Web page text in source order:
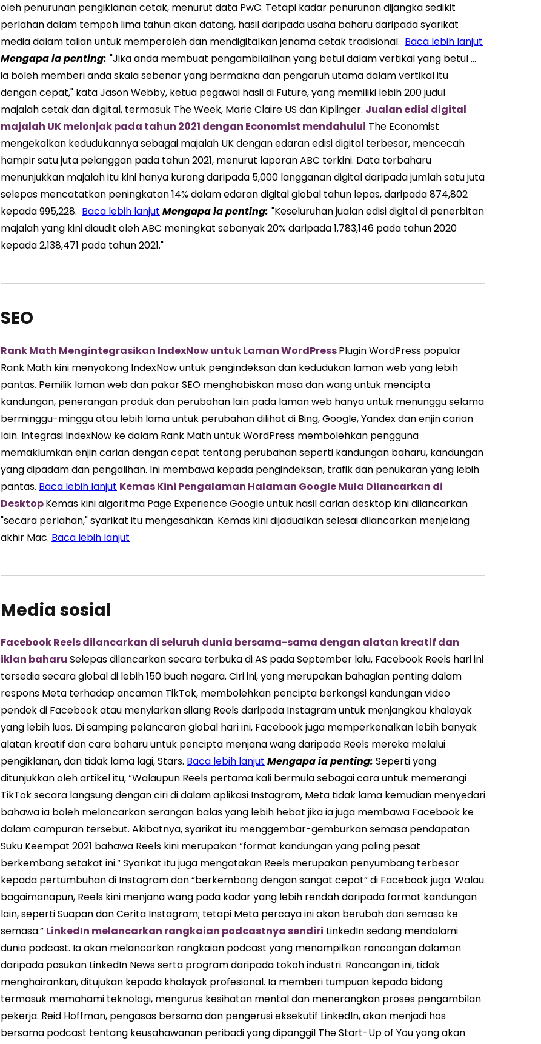
oleh penurunan pengiklanan cetak, menurut data PwC. Tetapi kadar penurunan dijangka sedikit
perlahan dalam tempoh lima tahun akan datang, hasil daripada usaha baharu daripada syarikat
media dalam talian untuk memperoleh dan mendigitalkan jenama cetak tradisional. Baca lebih lanjut
Mengapa ia penting: "Jika anda membuat pengambilalihan yang betul dalam vertikal yang betul ...
ia boleh memberi anda skala sebenar yang bermakna dan pengaruh utama dalam vertikal itu
dengan cepat," kata Jason Webby, ketua pegawai hasil di Future, yang memiliki lebih 200 judul
majalah cetak dan digital, termasuk The Week, Marie Claire US dan Kiplinger. Jualan edisi digital
majalah UK melonjak pada tahun 2021 dengan Economist mendahului The Economist
mengekalkan kedudukannya sebagai majalah UK dengan edaran edisi digital terbesar, mencecah
hampir satu juta pelanggan pada tahun 2021, menurut laporan ABC terkini. Data terbaharu
menunjukkan majalah itu kini hanya kurang daripada 5,000 langganan digital daripada jumlah satu juta
selepas mencatatkan peningkatan 14% dalam edaran digital global tahun lepas, daripada 874,802
kepada 995,228. Baca lebih lanjut Mengapa ia penting: "Keseluruhan jualan edisi digital di penerbitan
majalah yang kini diaudit oleh ABC meningkat sebanyak 20% daripada 1,783,146 pada tahun 2020
kepada 2,138,471 pada tahun 2021."
SEO
Rank Math Mengintegrasikan IndexNow untuk Laman WordPressPlugin WordPress popular
Rank Math kini menyokong IndexNow untuk pengindeksan dan kedudukan laman web yang lebih
pantas. Pemilik laman web dan pakar SEO menghabiskan masa dan wang untuk mencipta
kandungan, penerangan produk dan perubahan lain pada laman web hanya untuk menunggu selama
berminggu-minggu atau lebih lama untuk perubahan dilihat di Bing, Google, Yandex dan enjin carian
lain. Integrasi IndexNow ke dalam Rank Math untuk WordPress membolehkan pengguna
memaklumkan enjin carian dengan cepat tentang perubahan seperti kandungan baharu, kandungan
yang dipadam dan pengalihan. Ini membawa kepada pengindeksan, trafik dan penukaran yang lebih
pantas. Baca lebih lanjut Kemas Kini Pengalaman Halaman Google Mula Dilancarkan di
DesktopKemas kini algoritma Page Experience Google untuk hasil carian desktop kini dilancarkan
"secara perlahan," syarikat itu mengesahkan. Kemas kini dijadualkan selesai dilancarkan menjelang
akhir Mac. Baca lebih lanjut
Media sosial
Facebook Reels dilancarkan di seluruh dunia bersama-sama dengan alatan kreatif dan
iklan baharu Selepas dilancarkan secara terbuka di AS pada September lalu, Facebook Reels hari ini
tersedia secara global di lebih 150 buah negara. Ciri ini, yang merupakan bahagian penting dalam
respons Meta terhadap ancaman TikTok, membolehkan pencipta berkongsi kandungan video
pendek di Facebook atau menyiarkan silang Reels daripada Instagram untuk menjangkau khalayak
yang lebih luas. Di samping pelancaran global hari ini, Facebook juga memperkenalkan lebih banyak
alatan kreatif dan cara baharu untuk pencipta menjana wang daripada Reels mereka melalui
pengiklanan, dan tidak lama lagi, Stars. Baca lebih lanjut Mengapa ia penting: Seperti yang
ditunjukkan oleh artikel itu, “Walaupun Reels pertama kali bermula sebagai cara untuk memerangi
TikTok secara langsung dengan ciri di dalam aplikasi Instagram, Meta tidak lama kemudian menyedari
bahawa ia boleh melancarkan serangan balas yang lebih hebat jika ia juga membawa Facebook ke
dalam campuran tersebut. Akibatnya, syarikat itu menggembar-gemburkan semasa pendapatan
Suku Keempat 2021 bahawa Reels kini merupakan “format kandungan yang paling pesat
berkembang setakat ini.” Syarikat itu juga mengatakan Reels merupakan penyumbang terbesar
kepada pertumbuhan di Instagram dan “berkembang dengan sangat cepat” di Facebook juga. Walau
bagaimanapun, Reels kini menjana wang pada kadar yang lebih rendah daripada format kandungan
lain, seperti Suapan dan Cerita Instagram; tetapi Meta percaya ini akan berubah dari semasa ke
semasa.” LinkedIn melancarkan rangkaian podcastnya sendiri LinkedIn sedang mendalami
dunia podcast. Ia akan melancarkan rangkaian podcast yang menampilkan rancangan dalaman
daripada pasukan LinkedIn News serta program daripada tokoh industri. Rancangan ini, tidak
menghairankan, ditujukan kepada khalayak profesional. Ia memberi tumpuan kepada bidang
termasuk memahami teknologi, mengurus kesihatan mental dan menerangkan proses pengambilan
pekerja. Reid Hoffman, pengasas bersama dan pengerusi eksekutif LinkedIn, akan menjadi hos
bersama podcast tentang keusahawanan peribadi yang dipanggil The Start-Up of You yang akan